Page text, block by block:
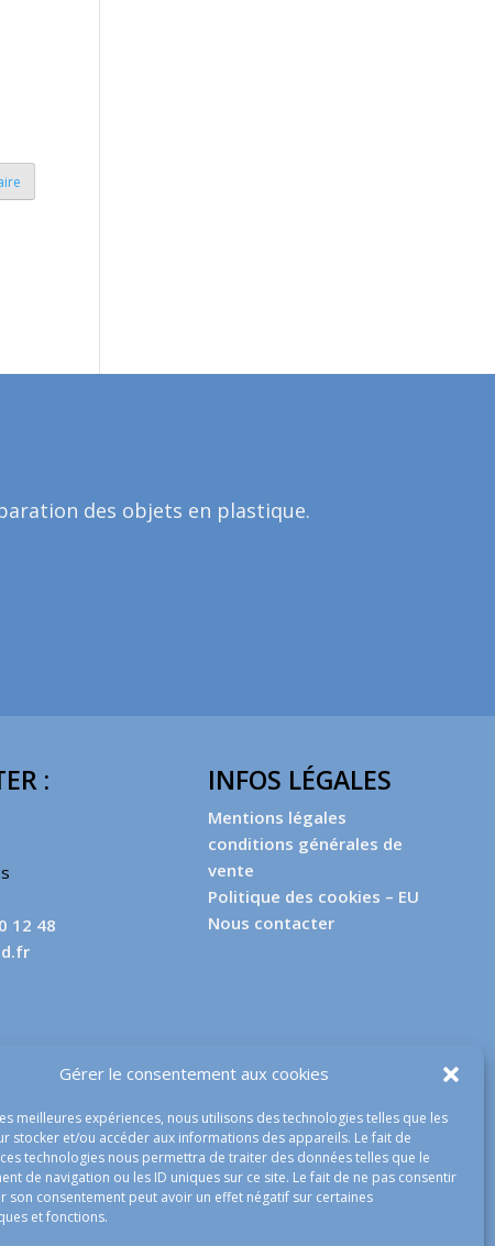
Gérer le consentement aux cookies
meilleures expériences, nous utilisons des technologies telles que les
stocker et/ou accéder aux informations des appareils. Le fait de
technologies nous permettra de traiter des données telles que le
de navigation ou les ID uniques sur ce site. Le fait de ne pas consentir
son consentement peut avoir un effet négatif sur certaines
et fonctions.
des objets en plastique.
:
12 48
INFOS LÉGALES
Mentions légales
conditions générales de
vente
Politique des cookies – EU
Nous contacter